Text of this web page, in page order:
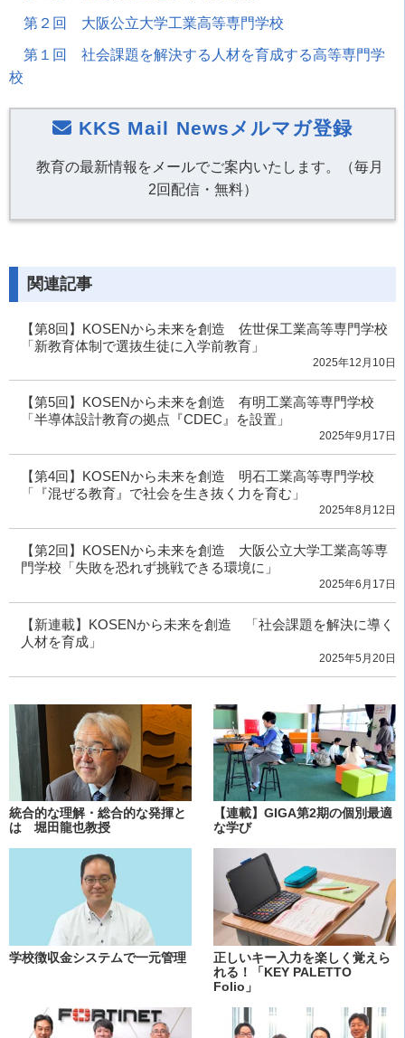
第２回 大阪公立大学工業高等専門学校
第１回 社会課題を解決する人材を育成する高等専門学
校
KKS Mail Newsメルマガ登録
教育の最新情報をメールでご案内いたします。（毎月
2回配信・無料）
関連記事
【第8回】KOSENから未来を創造 佐世保工業高等専門学校
「新教育体制で選抜生徒に入学前教育」
2025年12月10日
【第5回】KOSENから未来を創造 有明工業高等専門学校
「半導体設計教育の拠点『CDEC』を設置」
2025年9月17日
【第4回】KOSENから未来を創造 明石工業高等専門学校
「『混ぜる教育』で社会を生き抜く力を育む」
2025年8月12日
【第2回】KOSENから未来を創造 大阪公立大学工業高等専
門学校「失敗を恐れず挑戦できる環境に」
2025年6月17日
【新連載】KOSENから未来を創造 「社会課題を解決に導く
人材を育成」
2025年5月20日
統合的な理解・総合的な発揮と
は 堀田龍也教授
【連載】GIGA第2期の個別最適
な学び
学校徴収金システムで一元管理
正しいキー入力を楽しく覚えら
れる！「KEY PALETTO
Folio」